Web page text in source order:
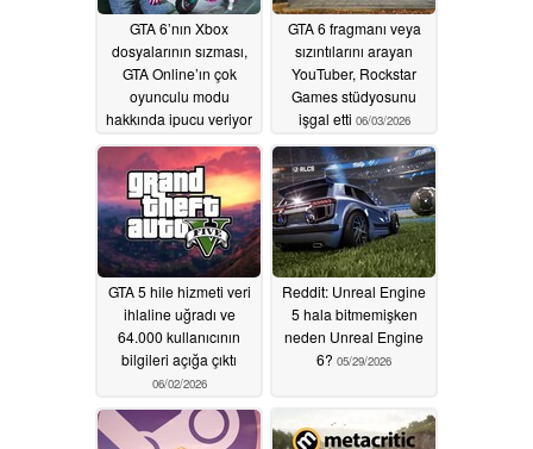
GTA 6’nın Xbox
dosyalarının sızması,
GTA Online’ın çok
oyunculu modu
hakkında ipucu veriyor
06/26/2026
GTA 6 fragmanı veya
sızıntılarını arayan
YouTuber, Rockstar
Games stüdyosunu
işgal etti 06/03/2026
GTA 5 hile hizmeti veri
ihlaline uğradı ve
64.000 kullanıcının
bilgileri açığa çıktı
06/02/2026
Reddit: Unreal Engine
5 hala bitmemişken
neden Unreal Engine
6? 05/29/2026